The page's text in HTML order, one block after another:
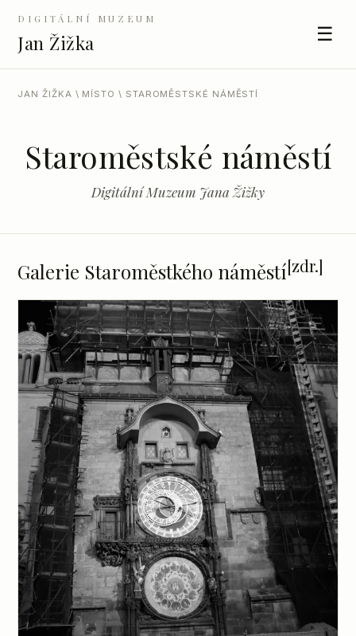
DIGITÁLNÍ MUZEUM
Jan Žižka ☰
JAN ŽIŽKA \ MÍSTO \ STAROMĚSTSKÉ NÁMĚSTÍ
Staroměstské náměstí
Digitální Muzeum Jana Žižky
Galerie Staroměstkého náměstí[zdr.]